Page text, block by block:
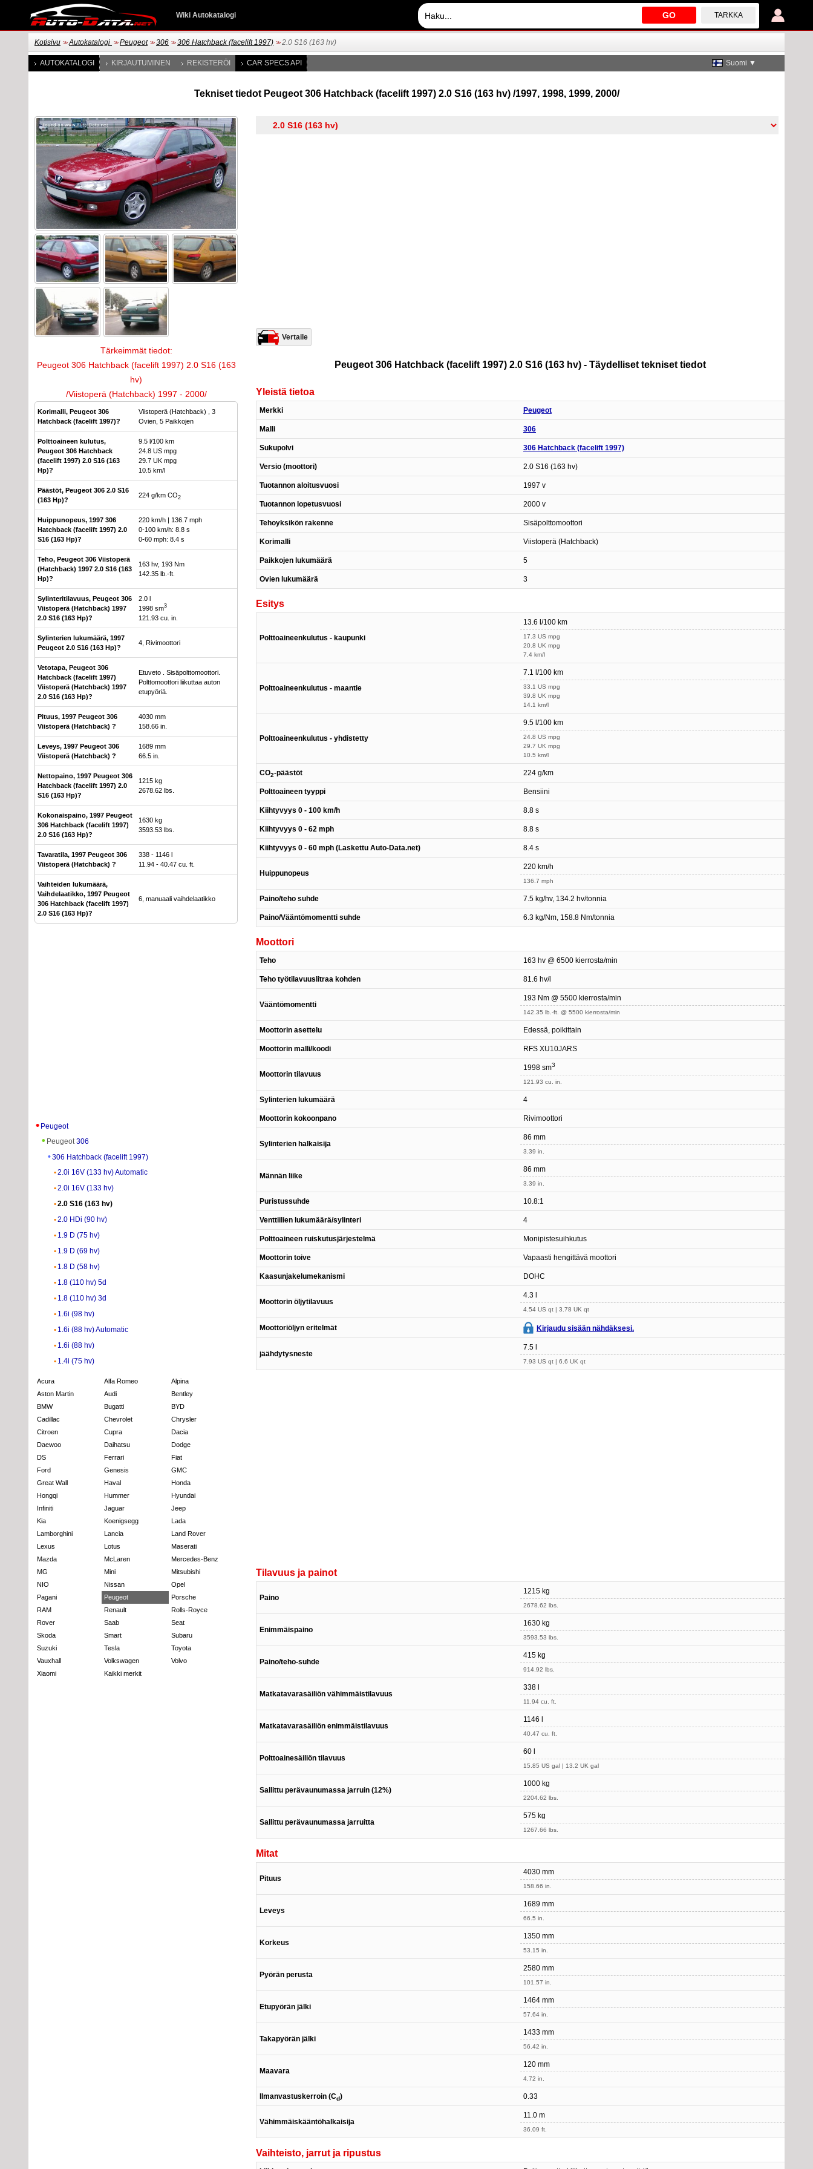
GO TARKKA
Wiki Autokatalogi
Kotisivu >> Autokatalogi >> Peugeot >> 306 >> 306 Hatchback (facelift 1997) >> 2.0 S16 (163 hv)
AUTOKATALOGI KIRJAUTUMINEN REKISTERÖI CAR SPECS API Suomi ▼
Tekniset tiedot Peugeot 306 Hatchback (facelift 1997) 2.0 S16 (163 hv) /1997, 1998, 1999, 2000/
Tärkeimmät tiedot:
Peugeot 306 Hatchback (facelift 1997) 2.0 S16 (163
hv)
/Viistoperä (Hatchback) 1997 - 2000/
Korimalli, Peugeot 306
Hatchback (facelift 1997)?
Viistoperä (Hatchback) , 3
Ovien, 5 Paikkojen
Polttoaineen kulutus,
Peugeot 306 Hatchback
(facelift 1997) 2.0 S16 (163
Hp)?
9.5 l/100 km
24.8 US mpg
29.7 UK mpg
10.5 km/l
Päästöt, Peugeot 306 2.0 S16
(163 Hp)?
224 g/km CO2
Huippunopeus, 1997 306
Hatchback (facelift 1997) 2.0
S16 (163 Hp)?
220 km/h | 136.7 mph
0-100 km/h: 8.8 s
0-60 mph: 8.4 s
Teho, Peugeot 306 Viistoperä
(Hatchback) 1997 2.0 S16 (163
Hp)?
163 hv, 193 Nm
142.35 lb.-ft.
Sylinteritilavuus, Peugeot 306
Viistoperä (Hatchback) 1997
2.0 S16 (163 Hp)?
2.0 l
1998 sm3
121.93 cu. in.
Sylinterien lukumäärä, 1997
Peugeot 2.0 S16 (163 Hp)?
4, Rivimoottori
Vetotapa, Peugeot 306
Hatchback (facelift 1997)
Viistoperä (Hatchback) 1997
2.0 S16 (163 Hp)?
Etuveto . Sisäpolttomoottori.
Polttomoottori liikuttaa auton
etupyöriä.
Pituus, 1997 Peugeot 306
Viistoperä (Hatchback) ?
4030 mm
158.66 in.
Leveys, 1997 Peugeot 306
Viistoperä (Hatchback) ?
1689 mm
66.5 in.
Nettopaino, 1997 Peugeot 306
Hatchback (facelift 1997) 2.0
S16 (163 Hp)?
1215 kg
2678.62 lbs.
Kokonaispaino, 1997 Peugeot
306 Hatchback (facelift 1997)
2.0 S16 (163 Hp)?
1630 kg
3593.53 lbs.
Tavaratila, 1997 Peugeot 306
Viistoperä (Hatchback) ?
338 - 1146 l
11.94 - 40.47 cu. ft.
Vaihteiden lukumäärä,
Vaihdelaatikko, 1997 Peugeot
306 Hatchback (facelift 1997)
2.0 S16 (163 Hp)?
6, manuaali vaihdelaatikko
Peugeot
Peugeot306
306 Hatchback (facelift 1997)
2.0i 16V (133 hv) Automatic
2.0i 16V (133 hv)
2.0 S16 (163 hv)
2.0 HDi (90 hv)
1.9 D (75 hv)
1.9 D (69 hv)
1.8 D (58 hv)
1.8 (110 hv) 5d
1.8 (110 hv) 3d
1.6i (98 hv)
1.6i (88 hv) Automatic
1.6i (88 hv)
1.4i (75 hv)
Acura Alfa Romeo
Alpina
Aston Martin
Audi
Bentley
BMW
Bugatti
BYD
Cadillac
Chevrolet
Chrysler
Citroen
Cupra
Dacia
Daewoo
Daihatsu
Dodge
DS
Ferrari
Fiat
Ford
Genesis
GMC
Great Wall
Haval
Honda
Hongqi
Hummer
Hyundai
Infiniti
Jaguar
Jeep
Kia
Koenigsegg
Lada
Lamborghini
Lancia
Land Rover
Lexus
Lotus
Maserati
Mazda
McLaren
Mercedes-Benz
MG
Mini
Mitsubishi
NIO
Nissan
Opel
Pagani
Peugeot
Porsche
RAM
Renault
Rolls-Royce
Rover
Saab
Seat
Skoda
Smart
Subaru
Suzuki
Tesla
Toyota
Vauxhall
Volkswagen
Volvo
Xiaomi
Kaikki merkit
Vertaile
Peugeot 306 Hatchback (facelift 1997) 2.0 S16 (163 hv) - Täydelliset tekniset tiedot
Yleistä tietoa
Merkki Peugeot
Malli 306
Sukupolvi 306 Hatchback (facelift 1997)
Versio (moottori) 2.0 S16 (163 hv)
Tuotannon aloitusvuosi 1997 v
Tuotannon lopetusvuosi 2000 v
Tehoyksikön rakenne Sisäpolttomoottori
Korimalli Viistoperä (Hatchback)
Paikkojen lukumäärä 5
Ovien lukumäärä 3
Esitys
Polttoaineenkulutus - kaupunki
13.6 l/100 km
17.3 US mpg
20.8 UK mpg
7.4 km/l
Polttoaineenkulutus - maantie
7.1 l/100 km
33.1 US mpg
39.8 UK mpg
14.1 km/l
Polttoaineenkulutus - yhdistetty
9.5 l/100 km
24.8 US mpg
29.7 UK mpg
10.5 km/l
CO2-päästöt 224 g/km
Polttoaineen tyyppi Bensiini
Kiihtyvyys 0 - 100 km/h 8.8 s
Kiihtyvyys 0 - 62 mph 8.8 s
Kiihtyvyys 0 - 60 mph (Laskettu Auto-Data.net) 8.4 s
Huippunopeus
220 km/h
136.7 mph
Paino/teho suhde 7.5 kg/hv, 134.2 hv/tonnia
Paino/Vääntömomentti suhde 6.3 kg/Nm, 158.8 Nm/tonnia
Moottori
Teho 163 hv @ 6500 kierrosta/min
Teho työtilavuuslitraa kohden 81.6 hv/l
Vääntömomentti
193 Nm @ 5500 kierrosta/min
142.35 lb.-ft. @ 5500 kierrosta/min
Moottorin asettelu Edessä, poikittain
Moottorin malli/koodi RFS XU10JARS
Moottorin tilavuus
1998 sm3
121.93 cu. in.
Sylinterien lukumäärä 4
Moottorin kokoonpano Rivimoottori
Sylinterien halkaisija
86 mm
3.39 in.
Männän liike
86 mm
3.39 in.
Puristussuhde 10.8:1
Venttiilien lukumäärä/sylinteri 4
Polttoaineen ruiskutusjärjestelmä Monipistesuihkutus
Moottorin toive Vapaasti hengittävä moottori
Kaasunjakelumekanismi DOHC
Moottorin öljytilavuus
4.3 l
4.54 US qt | 3.78 UK qt
Moottoriöljyn eritelmät Kirjaudu sisään nähdäksesi.
jäähdytysneste
7.5 l
7.93 US qt | 6.6 UK qt
Tilavuus ja painot
Paino
1215 kg
2678.62 lbs.
Enimmäispaino
1630 kg
3593.53 lbs.
Paino/teho-suhde
415 kg
914.92 lbs.
Matkatavarasäiliön vähimmäistilavuus
338 l
11.94 cu. ft.
Matkatavarasäiliön enimmäistilavuus
1146 l
40.47 cu. ft.
Polttoainesäiliön tilavuus
60 l
15.85 US gal | 13.2 UK gal
Sallittu perävaunumassa jarruin (12%)
1000 kg
2204.62 lbs.
Sallittu perävaunumassa jarruitta
575 kg
1267.66 lbs.
Mitat
Pituus
4030 mm
158.66 in.
Leveys
1689 mm
66.5 in.
Korkeus
1350 mm
53.15 in.
Pyörän perusta
2580 mm
101.57 in.
Etupyörän jälki
1464 mm
57.64 in.
Takapyörän jälki
1433 mm
56.42 in.
Maavara
120 mm
4.72 in.
Ilmanvastuskerroin (Cd) 0.33
Vähimmäiskääntöhalkaisija
11.0 m
36.09 ft.
Vaihteisto, jarrut ja ripustus